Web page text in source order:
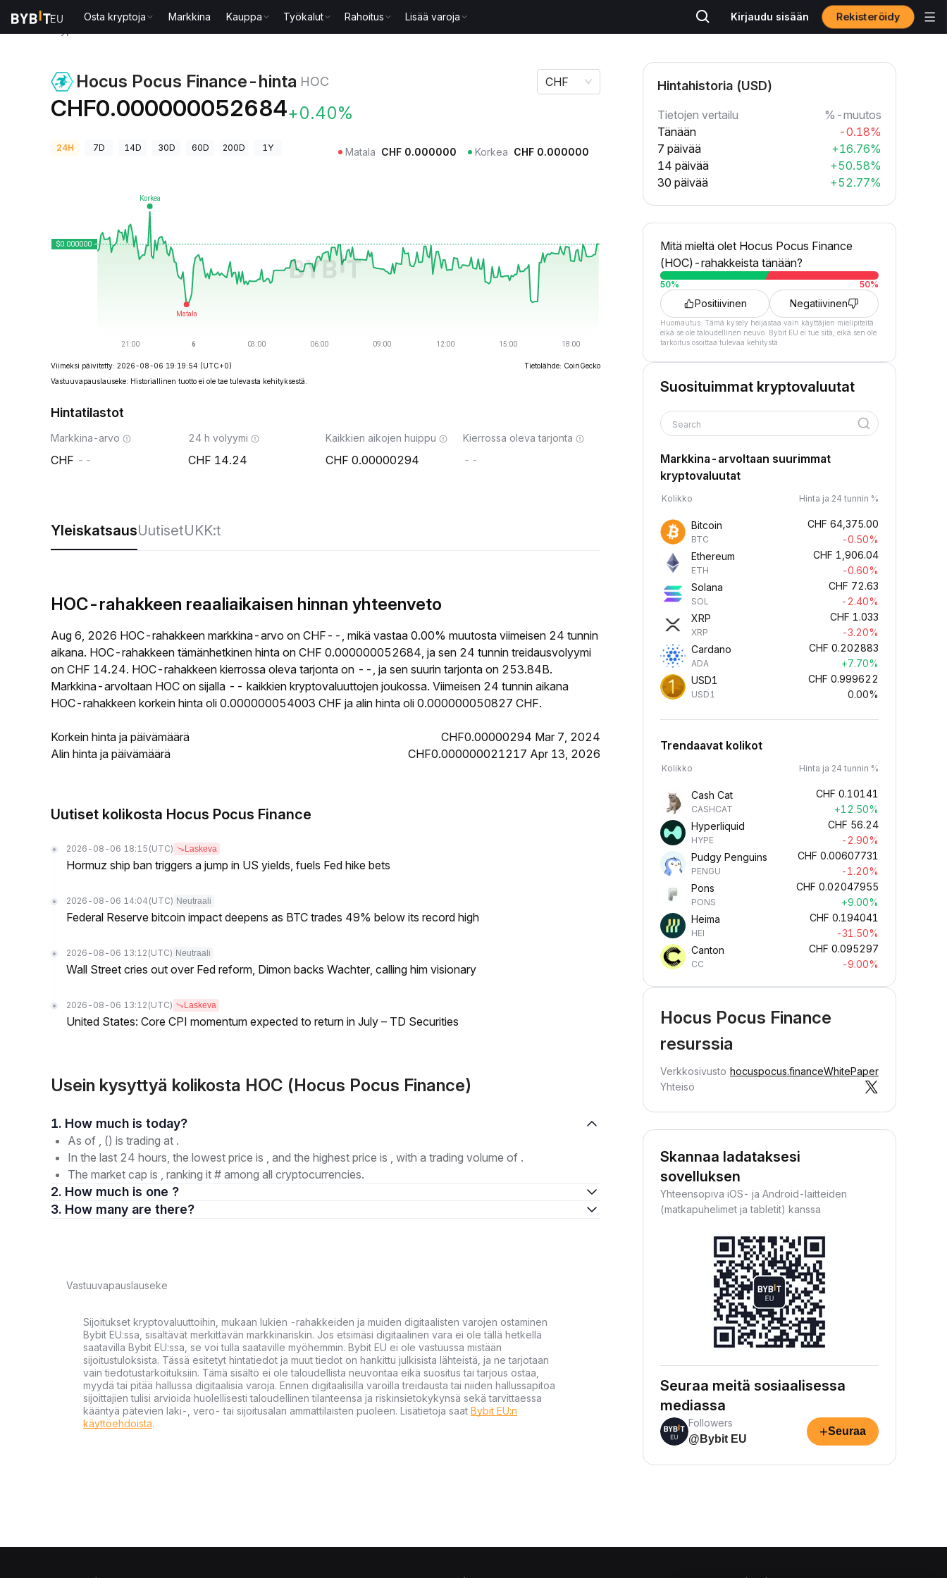
Osta kryptoja Markkina Kauppa Työkalut Rahoitus Lisää varoja Kirjaudu sisään Rekisteröidy
Hocus Pocus Finance-hinta HOC
CHF0.000000052684+0.40%
CHF
24H 7D 14D 30D 60D 200D 1Y Matala CHF 0.000000 Korkea CHF 0.000000
Viimeksi päivitetty: 2026-08-06 19:19:54 (UTC+0)
Tietolähde: CoinGecko
Vastuuvapauslauseke: Historiallinen tuotto ei ole tae tulevasta kehityksestä.
Hintatilastot
Markkina-arvo
--
24 h volyymi
14.24
Kaikkien aikojen huippu
0.00000294
Kierrossa oleva tarjonta
--
YleiskatsausUutisetUKK:t
HOC-rahakkeen reaaliaikaisen hinnan yhteenveto
Aug 6, 2026 HOC-rahakkeen markkina-arvo on CHF--, mikä vastaa 0.00% muutosta viimeisen 24 tunnin
aikana. HOC-rahakkeen tämänhetkinen hinta on CHF 0.000000052684, ja sen 24 tunnin treidausvolyymi
on CHF 14.24. HOC-rahakkeen kierrossa oleva tarjonta on --, ja sen suurin tarjonta on 253.84B.
Markkina-arvoltaan HOC on sijalla -- kaikkien kryptovaluuttojen joukossa. Viimeisen 24 tunnin aikana
HOC-rahakkeen korkein hinta oli 0.000000054003 CHF ja alin hinta oli 0.000000050827 CHF.
Korkein hinta ja päivämäärä
CHF0.00000294 Mar 7, 2024
Alin hinta ja päivämäärä
CHF0.000000021217 Apr 13, 2026
Uutiset kolikosta Hocus Pocus Finance
2026-08-06 18:15 (UTC) Laskeva
Hormuz ship ban triggers a jump in US yields, fuels Fed hike bets
2026-08-06 14:04 (UTC) Neutraali
Federal Reserve bitcoin impact deepens as BTC trades 49% below its record high
2026-08-06 13:12 (UTC) Neutraali
Wall Street cries out over Fed reform, Dimon backs Wachter, calling him visionary
2026-08-06 13:12 (UTC) Laskeva
United States: Core CPI momentum expected to return in July – TD Securities
Usein kysyttyä kolikosta HOC (Hocus Pocus Finance)
1. How much is today?
As of , () is trading at .
In the last 24 hours, the lowest price is , and the highest price is , with a trading volume of .
The market cap is , ranking it # among all cryptocurrencies.
2. How much is one ?
3. How many are there?
Vastuuvapauslauseke
Sijoitukset kryptovaluuttoihin, mukaan lukien -rahakkeiden ja muiden digitaalisten varojen ostaminen
Bybit EU:ssa, sisältävät merkittävän markkinariskin. Jos etsimäsi digitaalinen vara ei ole tällä hetkellä
saatavilla Bybit EU:ssa, se voi tulla saataville myöhemmin. Bybit EU ei ole vastuussa mistään
sijoitustuloksista. Tässä esitetyt hintatiedot ja muut tiedot on hankittu julkisista lähteistä, ja ne tarjotaan
vain tiedotustarkoituksiin. Tämä sisältö ei ole taloudellista neuvontaa eikä suositus tai tarjous ostaa,
myydä tai pitää hallussa digitaalisia varoja. Ennen digitaalisilla varoilla treidausta tai niiden hallussapitoa
sijoittajien tulisi arvioida huolellisesti taloudellinen tilanteensa ja riskinsietokykynsä sekä tarvittaessa
kääntyä pätevien laki-, vero- tai sijoitusalan ammattilaisten puoleen. Lisätietoja saat Bybit EU:n
käyttöehdoista.
Hintahistoria (USD)
Tietojen vertailu
%-muutos
Tänään
-0.18%
7 päivää
+16.76%
14 päivää
+50.58%
30 päivää
+52.77%
Mitä mieltä olet Hocus Pocus Finance
(HOC)-rahakkeista tänään?
50% 50%
Positiivinen Negatiivinen
Huomautus: Tämä kysely heijastaa vain käyttäjien mielipiteitä
eikä se ole taloudellinen neuvo. Bybit EU ei tue sitä, eikä sen ole
tarkoitus osoittaa tulevaa kehitystä.
Suosituimmat kryptovaluutat
Search
Markkina-arvoltaan suurimmat
kryptovaluutat
Kolikko Hinta ja 24 tunnin %
Bitcoin
BTC
CHF 64,375.00
-0.50%
Ethereum
ETH
CHF 1,906.04
-0.60%
Solana
SOL
CHF 72.63
-2.40%
XRP
XRP
CHF 1.033
-3.20%
Cardano
ADA
CHF 0.202883
+7.70%
USD1
USD1
CHF 0.999622
0.00%
Trendaavat kolikot
Kolikko Hinta ja 24 tunnin %
Cash Cat
CASHCAT
CHF 0.10141
+12.50%
Hyperliquid
HYPE
CHF 56.24
-2.90%
Pudgy Penguins
PENGU
CHF 0.00607731
-1.20%
Pons
PONS
CHF 0.02047955
+9.00%
Heima
HEI
CHF 0.194041
-31.50%
Canton
CC
CHF 0.095297
-9.00%
Hocus Pocus Finance
resurssia
Verkkosivusto hocuspocus.financeWhitePaper
Yhteisö
Skannaa ladataksesi
sovelluksen
Yhteensopiva iOS- ja Android-laitteiden
(matkapuhelimet ja tabletit) kanssa
Seuraa meitä sosiaalisessa
mediassa
Followers
@Bybit EU
+Seuraa